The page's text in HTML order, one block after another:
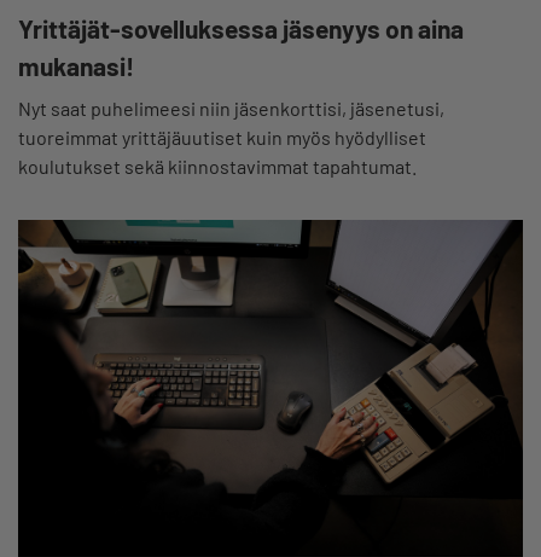
Yrittäjät-sovelluksessa jäsenyys on aina
mukanasi!
Nyt saat puhelimeesi niin jäsenkorttisi, jäsenetusi,
tuoreimmat yrittäjäuutiset kuin myös hyödylliset
koulutukset sekä kiinnostavimmat tapahtumat.